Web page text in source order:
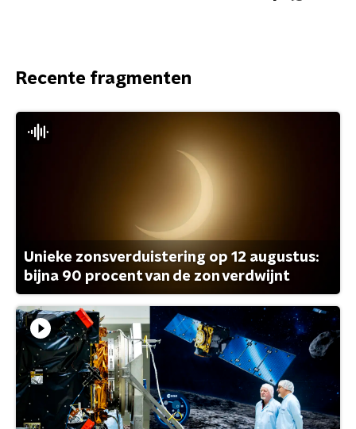
Recente fragmenten
Unieke zonsverduistering op 12 augustus:
bijna 90 procent van de zon verdwijnt